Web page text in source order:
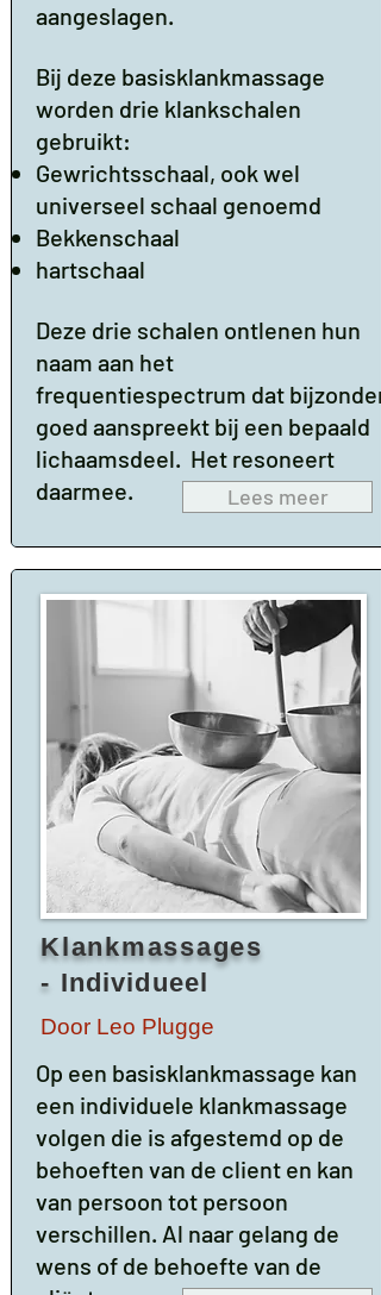
aangeslagen.
Bij deze basisklankmassage
worden drie klankschalen
gebruikt:
Gewrichtsschaal, ook wel
universeel schaal genoemd
Bekkenschaal
hartschaal
Deze drie schalen ontlenen hun
naam aan het
frequentiespectrum dat bijzonder
goed aanspreekt bij een bepaald
lichaamsdeel. Het resoneert
daarmee.
Lees meer
Klankmassages
- Individueel
Door Leo Plugge
Op een basisklankmassage kan
een individuele klankmassage
volgen die is afgestemd op de
behoeften van de client en kan
van persoon tot persoon
verschillen. Al naar gelang de
wens of de behoefte van de